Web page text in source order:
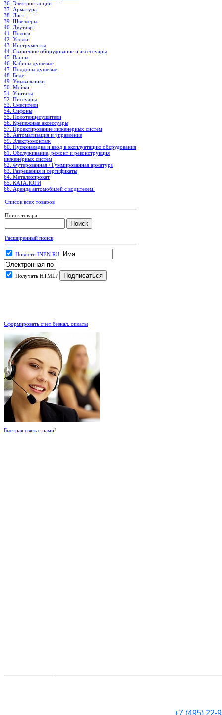
36. Электростанции
37. Арматура
38. Лист
39. Швеллеры
40. Двутавр
41. Полоса
42. Уголки
43. Инструменты
44. Сварочное оборудование и аксессуары
45. Ванны
46. Кабины душевые
47. Поддоны душевые
48. Биде
49. Умывальники
50. Мойки
51. Унитазы
52. Писсуары
53. Смесители
54. Сифоны
55. Полотенцесушители
56. Крепежные аксессуары
57. Проектирование инженерных систем
58. Автоматизация и управление
59. Электромонтаж
60. Пусконаладка и ввод в эксплуатацию оборудования
61. Обслуживание, ремонт и реконструкция
инженерных систем
62. Футерованная / Гуммированная арматура
63. Разрешения и сертификаты
64. Металлопрокат
65. КАТАЛОГИ
66. Аренда автомобилей с водителем.
Список всех товаров
Поиск товара
Расширенный поиск
Новости INEN.RU
Получать HTML?
Сформировать счет безнал. оплаты
Быстрая связь с нами!
+7 (495) 22-